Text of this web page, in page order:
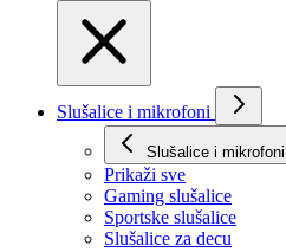
Slušalice i mikrofoni
Slušalice i mikrofoni
Prikaži svе
Gaming slušalice
Sportske slušalice
Slušalice za decu